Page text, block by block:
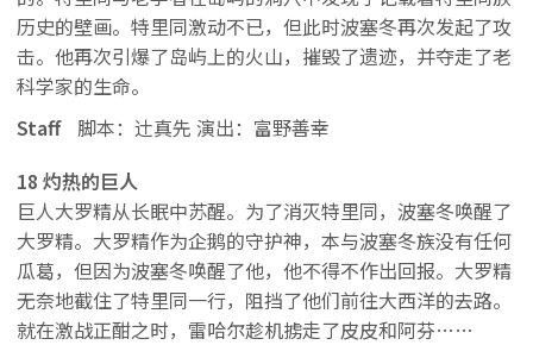
历史的壁画。特里同激动不已，但此时波塞冬再次发起了攻
击。他再次引爆了岛屿上的火山，摧毁了遗迹，并夺走了老
科学家的生命。
Staff
脚本：辻真先 演出：富野善幸
18 灼热的巨人
巨人大罗精从长眠中苏醒。为了消灭特里同，波塞冬唤醒了
大罗精。大罗精作为企鹅的守护神，本与波塞冬族没有任何
瓜葛，但因为波塞冬唤醒了他，他不得不作出回报。大罗精
无奈地截住了特里同一行，阻挡了他们前往大西洋的去路。
就在激战正酣之时，雷哈尔趁机掳走了皮皮和阿芬……